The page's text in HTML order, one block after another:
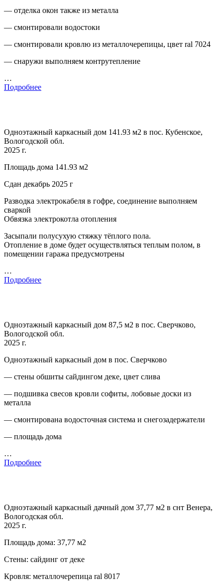
— отделка окон также из металла
— смонтировали водостоки
— смонтировали кровлю из металлочерепицы, цвет ral 7024
— снаружи выполняем контрутепление
…
Подробнее
Одноэтажный каркасный дом 141.93 м2 в пос. Кубенское,
Вологодской обл.
2025 г.
Площадь дома 141.93 м2
Сдан декабрь 2025 г
Разводка электрокабеля в гофре, соединение выполняем
сваркой
Обвязка электрокотла отопления
Засыпали полусухую стяжку тёплого пола.
Отопление в доме будет осуществляться теплым полом, в
помещении гаража предусмотрены
…
Подробнее
Одноэтажный каркасный дом 87,5 м2 в пос. Сверчково,
Вологодской обл.
2025 г.
Одноэтажный каркасный дом в пос. Сверчково
— стены обшиты сайдингом деке, цвет слива
— подшивка свесов кровли софиты, лобовые доски из
металла
— смонтирована водосточная система и снегозадержатели
— площадь дома
…
Подробнее
Одноэтажный каркасный дачный дом 37,77 м2 в снт Венера,
Вологодская обл.
2025 г.
Площадь дома: 37,77 м2
Стены: сайдинг от деке
Кровля: металлочерепица ral 8017